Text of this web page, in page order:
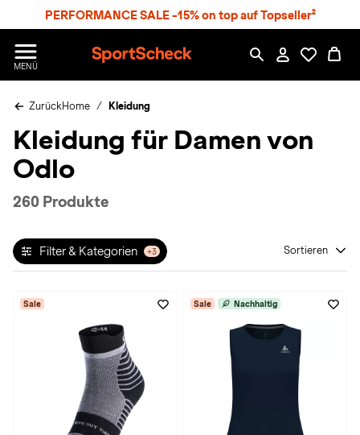
PERFORMANCE SALE -15% on top auf Topseller²
MENÜ
p
r
S
c
ZurückHome Kleidung
Kleidung für Damen von
Odlo
260 Produkte
Filter & Kategorien +3 Sortieren
Sale Sale Nachhaltig